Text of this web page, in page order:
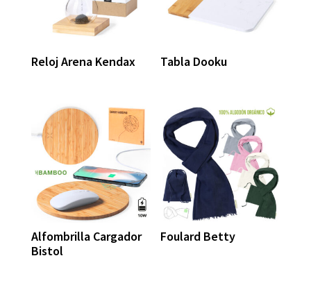
Reloj Arena Kendax Tabla Dooku
Alfombrilla Cargador
Bistol
Foulard Betty